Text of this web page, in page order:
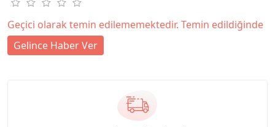
Geçici olarak temin edilememektedir. Temin edildiğinde
Gelince Haber Ver